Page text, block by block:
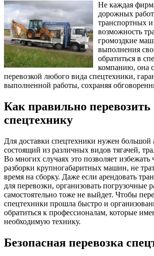
Не каждая
дорожных
транспортных и
возможность
громоздкие
выполнения
обратиться в
компанию, она
перевозкой любого вида спецтехники,
выполненной работы, сохраняя
Как правильно перевозить
спецтехнику
Для доставки спецтехники нужен большой
состоящий из различных видов тягачей,
Во многих случаях это позволяет избежать
разборки крупногабаритных машин, не
время на сборку. Даже если арендовать
для перевозки, организовать погрузочные
самостоятельно тоже не выйдет. Чтобы
спецтехники прошла быстро и
обратиться к профессионалам, которые
необходимую технику.
Безопасная перевозка